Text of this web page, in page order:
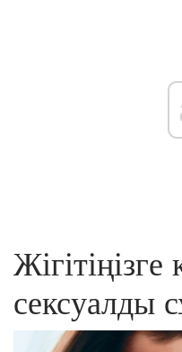
сексуалды